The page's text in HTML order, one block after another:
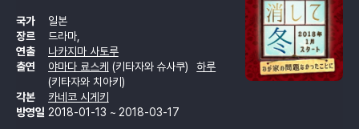
국가
일본
장르
드라마,
연출
나카지마 사토루
출연
야마다 료스케 (키타자와 슈사쿠)
하루
(키타자와 치아키)
각본
카네코 시게키
방영일 2018-01-13 ~ 2018-03-17